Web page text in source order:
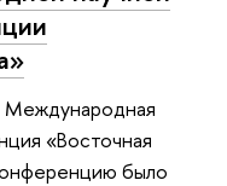
Международная
«Восточная
было